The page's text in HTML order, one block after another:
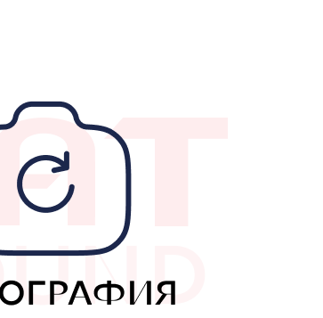
ГАДЖЕТЫ
СИГНАЛИЗАЦИИ
ПОМОЩЬ ПРИ ПАРКОВКЕ
МУЗЫКАЛЬНЫЕ АКСЕССУАРЫ
САБВУФЕРЫ